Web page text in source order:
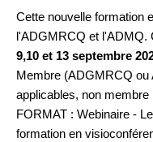
Cette nouvelle formation
l'ADGMRCQ et l'ADMQ.
9,10 et 13 septembre
Membre (ADGMRCQ ou
applicables, non
FORMAT : Webinaire -
formation en